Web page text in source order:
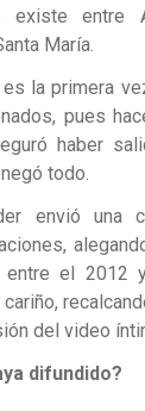
entre
María.
la primera
pues
haber
todo.
envió una
entre el 2012
del video
difundido?